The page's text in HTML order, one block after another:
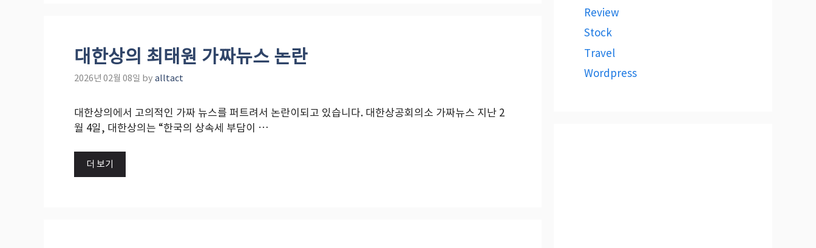
대한상의 최태원 가짜뉴스 논란
2026년 02월 08일 by alltact
대한상의에서 고의적인 가짜 뉴스를 퍼트려서 논란이되고 있습니다. 대한상공회의소 가짜뉴스 지난 2
월 4일, 대한상의는 “한국의 상속세 부담이 …
더 보기
Review
Stock
Travel
Wordpress